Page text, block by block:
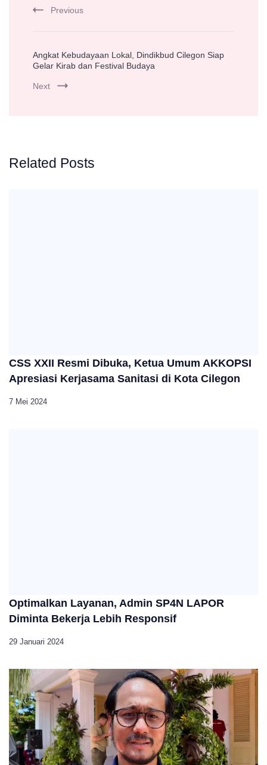
Previous
Angkat Kebudayaan Lokal, Dindikbud Cilegon Siap
Gelar Kirab dan Festival Budaya
Next
Related Posts
CSS XXII Resmi Dibuka, Ketua Umum AKKOPSI
Apresiasi Kerjasama Sanitasi di Kota Cilegon
7 Mei 2024
Optimalkan Layanan, Admin SP4N LAPOR
Diminta Bekerja Lebih Responsif
29 Januari 2024